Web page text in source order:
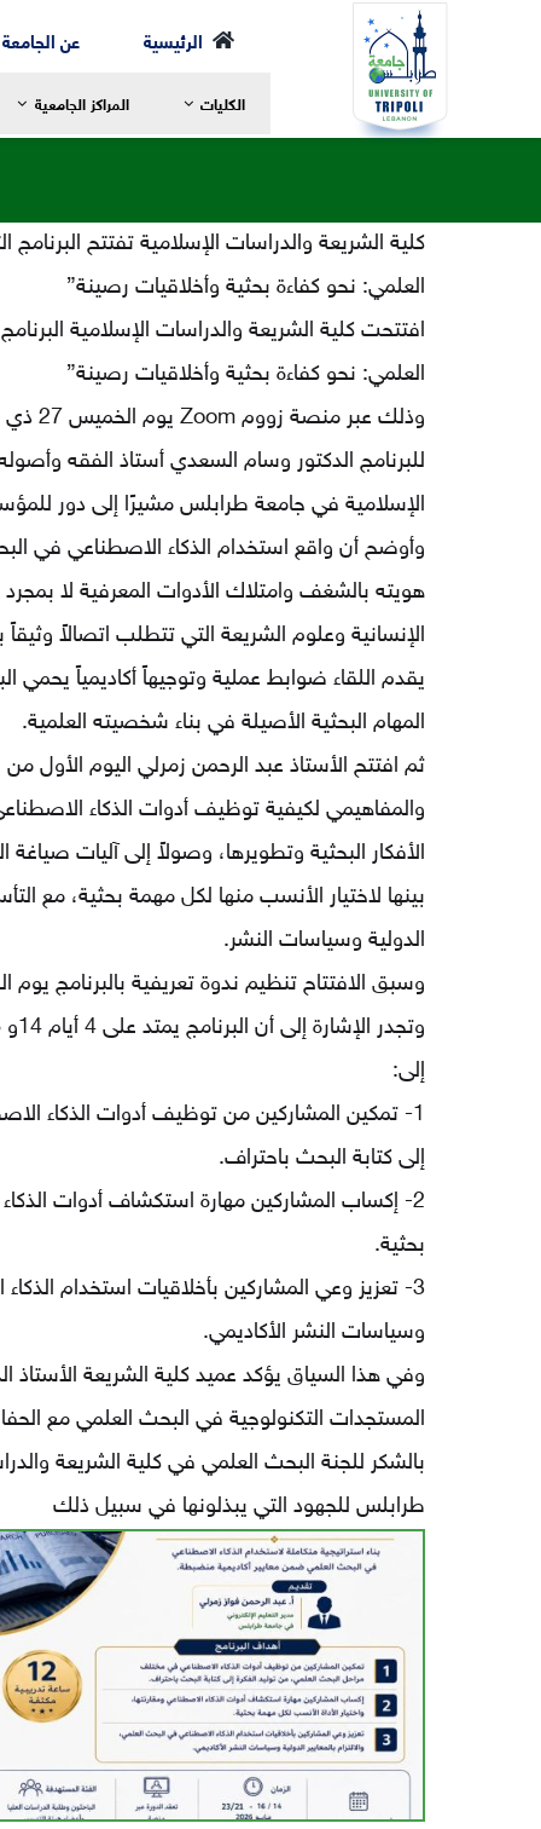
الرئيسية عن الجامعة
الكليات
رسالة العميد
مرحلة الإجازة
الخطة الدراسية
مرحلة الماجستير
مرحلة الدكتوراه
الهيئة الأكاديمية
الهيكل التنظيمي لكلية الشريعة
التعليم والتعلم
التقييمات واستطلاعات الرأي
المراكز الجامعية
كلية الشريعة والدراسات الإسلامية تفتتح
العلمي: نحو كفاءة بحثية وأخلاقيات رصينة”
افتتحت كلية الشريعة والدراسات الإسلامية
العلمي: نحو كفاءة بحثية وأخلاقيات رصينة”
للبرنامج الدكتور وسام السعدي أستاذ الفقه
الإسلامية في جامعة طرابلس مشيرًا إلى دور
وأوضح أن واقع استخدام الذكاء الاصطناعي في
هويته بالشغف وامتلاك الأدوات المعرفية لا
الإنسانية وعلوم الشريعة التي تتطلب اتصالاً
يقدم اللقاء ضوابط عملية وتوجيهاً أكاديمياً
المهام البحثية الأصيلة في بناء شخصيته العلمية.
ثم افتتح الأستاذ عبد الرحمن زمرلي اليوم الأول
والمفاهيمي لكيفية توظيف أدوات الذكاء
الأفكار البحثية وتطويرها، وصولاً إلى آليات
بينها لاختيار الأنسب منها لكل مهمة بحثية، مع
الدولية وسياسات النشر.
إلى:
1- تمكين المشاركين من توظيف أدوات الذكاء
إلى كتابة البحث باحتراف.
2- إكساب المشاركين مهارة استكشاف أدوات
بحثية.
3- تعزيز وعي المشاركين بأخلاقيات استخدام
وسياسات النشر الأكاديمي.
وفي هذا السياق يؤكد عميد كلية الشريعة الأستاذ
المستجدات التكنولوجية في البحث العلمي مع
بالشكر للجنة البحث العلمي في كلية الشريعة
طرابلس للجهود التي يبذلونها في سبيل ذلك